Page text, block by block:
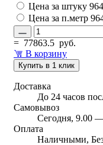
Цена за штуку
Цена за п.метр
= 77863.5 руб.
В корзину
Купить в 1 клик
Доставка
До 24 часов
Самовывоз
Сегодня, 9.00
Оплата
Наличными,